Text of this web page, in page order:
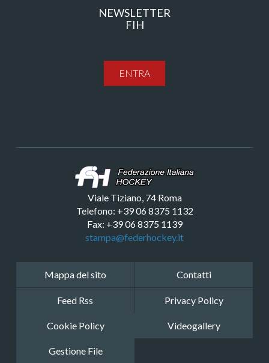
NEWSLETTER
FIH
ENTRA
Viale Tiziano, 74 Roma
Telefono: +39 06 8375 1132
Fax: +39 06 8375 1139
stampa@federhockey.it
Mappa del sito Contatti
Feed Rss Privacy Policy
Cookie Policy Videogallery
Gestione File